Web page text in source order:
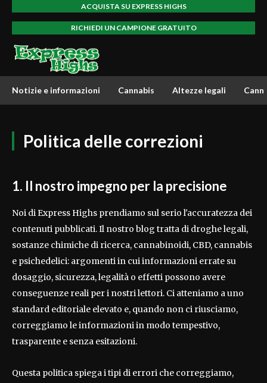
ACQUISTA SU EXPRESS HIGHS
RICHIEDI UN CAMPIONE GRATUITO
Notizie e informazioni Cannabis Altezze legali
Politica delle correzioni
1. Il nostro impegno per la precisione
Noi di Express Highs prendiamo sul serio l'accuratezza dei
contenuti pubblicati. Il nostro blog tratta di droghe legali,
sostanze chimiche di ricerca, cannabinoidi, CBD, cannabis
e psichedelici: argomenti in cui informazioni errate su
dosaggio, sicurezza, legalità o effetti possono avere
conseguenze reali per i nostri lettori. Ci atteniamo a uno
standard editoriale elevato e, quando non ci riusciamo,
correggiamo le informazioni in modo tempestivo,
trasparente e senza esitazioni.
Questa politica spiega i tipi di errori che correggiamo,